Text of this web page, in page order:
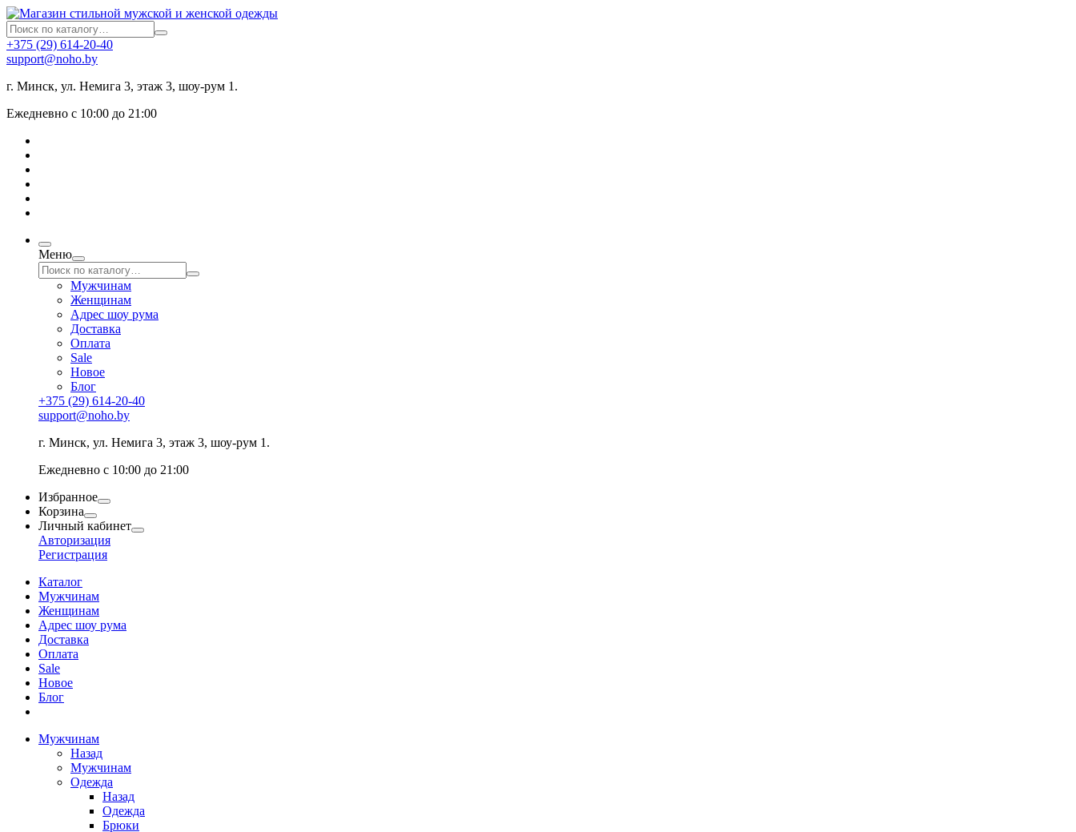
+375 (29) 614-20-40
support@noho.by
г. Минск, ул. Немига 3, этаж 3, шоу-рум 1.
Ежедневно с 10:00 до 21:00
Меню
Мужчинам
Женщинам
Адрес шоу рума
Доставка
Оплата
Sale
Новое
Блог
+375 (29) 614-20-40
support@noho.by
г. Минск, ул. Немига 3, этаж 3, шоу-рум 1.
Ежедневно с 10:00 до 21:00
Избранное
Корзина
Личный кабинет
Авторизация
Регистрация
Каталог
Мужчинам
Женщинам
Адрес шоу рума
Доставка
Оплата
Sale
Новое
Блог
Мужчинам
Назад
Мужчинам
Одежда
Назад
Одежда
Брюки